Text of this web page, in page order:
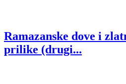
Ramazanske dove i
prilike (drugi...